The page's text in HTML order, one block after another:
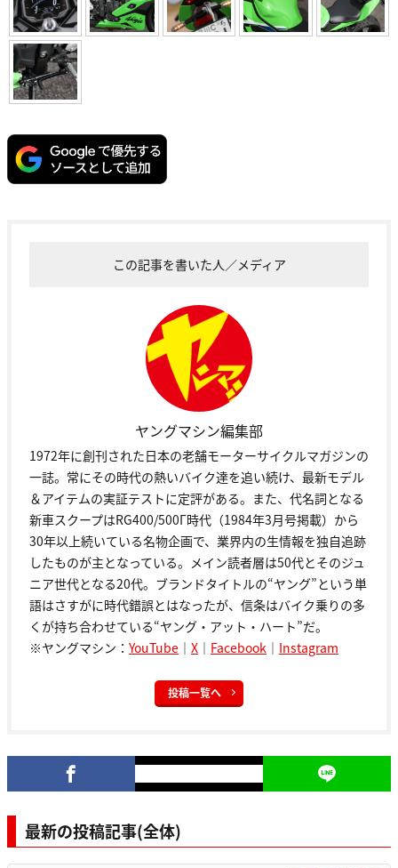
この記事を書いた人／メディア
ヤングマシン編集部
1972年に創刊された日本の老舗モーターサイクルマガジンの
一誌。常にその時代の熱いバイク達を追い続け、最新モデル
＆アイテムの実証テストに定評がある。また、代名詞となる
新車スクープはRG400/500Γ時代（1984年3月号掲載）から
30年以上続いている名物企画で、業界内の生情報を独自追跡
したものが主となっている。メイン読者層は50代とそのジュ
ニア世代となる20代。ブランドタイトルの“ヤング”という単
語はさすがに時代錯誤とはなったが、信条はバイク乗りの多
くが持ち合わせている“ヤング・アット・ハート”だ。
※ヤングマシン： YouTube ｜ X ｜ Facebook ｜ Instagram
投稿一覧へ
最新の投稿記事(全体)